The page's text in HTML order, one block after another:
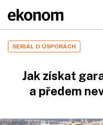
SERIÁL O ÚSPORÁCH
Jak získat
a předem